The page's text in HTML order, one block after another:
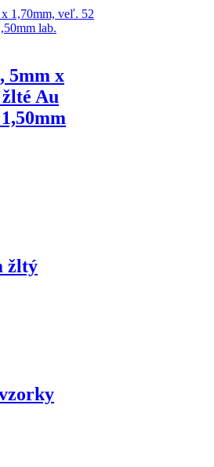
5mm x
Au
žltý